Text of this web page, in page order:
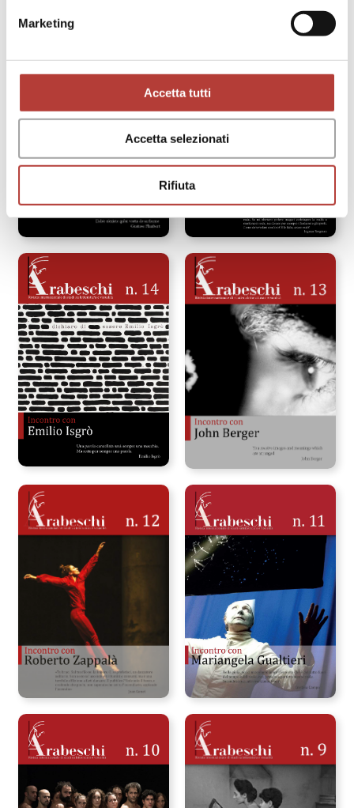
Marketing
Accetta tutti
Accetta selezionati
Rifiuta